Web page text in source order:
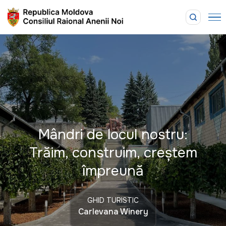
Mândri de locul nostru:
Trăim, construim, creștem
împreună
GHID TURISTIC
Carlevana Winery